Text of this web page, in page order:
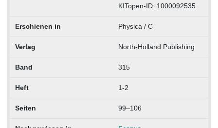
KITopen-ID: 1000092535
Erschienen in Physica / C
Verlag North-Holland Publishing
Band 315
Heft 1-2
Seiten 99–106